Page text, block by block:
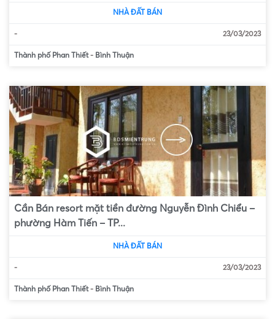
NHÀ ĐẤT BÁN
- 23/03/2023
Thành phố Phan Thiết - Bình Thuận
Cần Bán resort mặt tiền đường Nguyễn Đình Chiểu –
phường Hàm Tiến – TP...
NHÀ ĐẤT BÁN
- 23/03/2023
Thành phố Phan Thiết - Bình Thuận